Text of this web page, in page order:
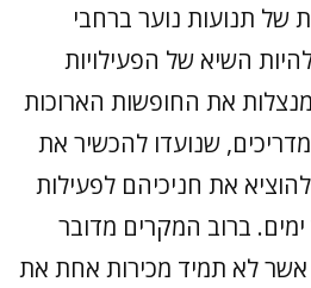
של תנועות נוער ברחבי
השיא של הפעילויות
את החופשות הארוכות
שנועדו להכשיר את
את חניכיהם לפעילות
ברוב המקרים מדובר
אשר לא תמיד מכירות אחת את